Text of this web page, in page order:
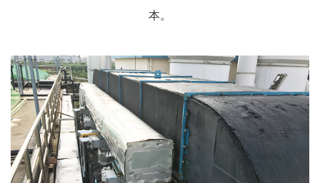
本。